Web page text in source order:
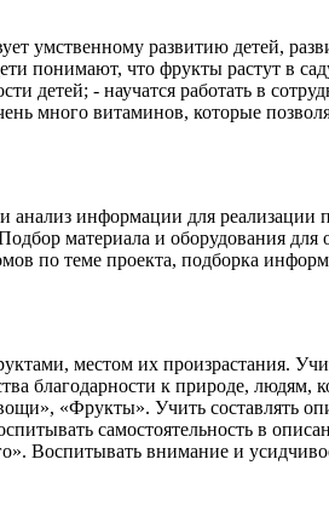
умственному развитию детей,
понимают, что фрукты растут в
детей; - научатся работать в
много витаминов, которые
анализ информации для реализации
материала и оборудования для
по теме проекта, подборка
местом их произрастания.
благодарности к природе, людям,
«Фрукты». Учить составлять
самостоятельность в
Воспитывать внимание и